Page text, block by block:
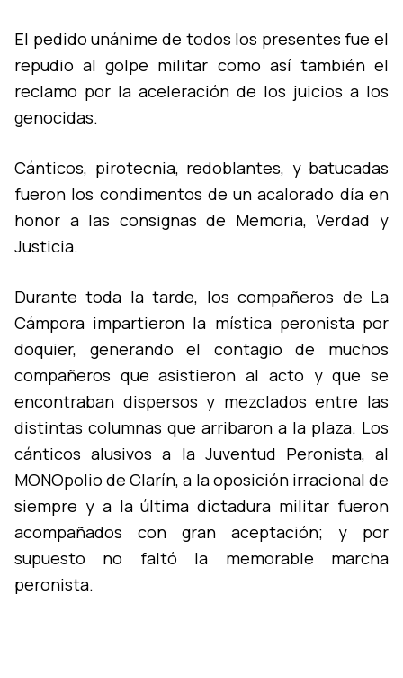
El pedido unánime de todos los presentes fue el
repudio al golpe militar como así­ también el
reclamo por la aceleración de los juicios a los
genocidas.
Cánticos, pirotecnia, redoblantes, y batucadas
fueron los condimentos de un acalorado dí­a en
honor a las consignas de Memoria, Verdad y
Justicia.
Durante toda la tarde, los compañeros de La
Cámpora impartieron la mí­stica peronista por
doquier, generando el contagio de muchos
compañeros que asistieron al acto y que se
encontraban dispersos y mezclados entre las
distintas columnas que arribaron a la plaza. Los
cánticos alusivos a la Juventud Peronista, al
MONOpolio de Clarí­n, a la oposición irracional de
siempre y a la última dictadura militar fueron
acompañados con gran aceptación; y por
supuesto no faltó la memorable marcha
peronista.